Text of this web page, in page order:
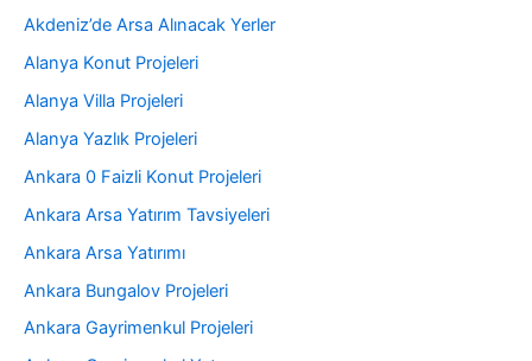
Akdeniz’de Arsa Alınacak Yerler
Alanya Konut Projeleri
Alanya Villa Projeleri
Alanya Yazlık Projeleri
Ankara 0 Faizli Konut Projeleri
Ankara Arsa Yatırım Tavsiyeleri
Ankara Arsa Yatırımı
Ankara Bungalov Projeleri
Ankara Gayrimenkul Projeleri